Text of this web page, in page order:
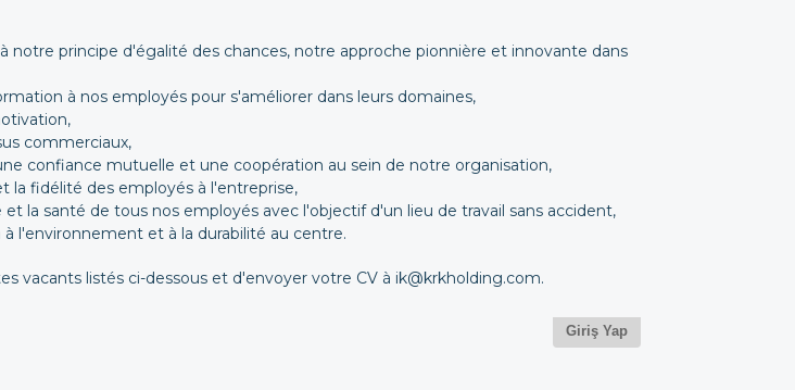
principe d'égalité des chances, notre approche pionnière et innovante dans
à nos employés pour s'améliorer dans leurs domaines,
commerciaux,
confiance mutuelle et une coopération au sein de notre organisation,
la fidélité des employés à l'entreprise,
la santé de tous nos employés avec l'objectif d'un lieu de travail sans accident,
l'environnement et à la durabilité au centre.
vacants listés ci-dessous et d'envoyer votre CV à ik@krkholding.com.